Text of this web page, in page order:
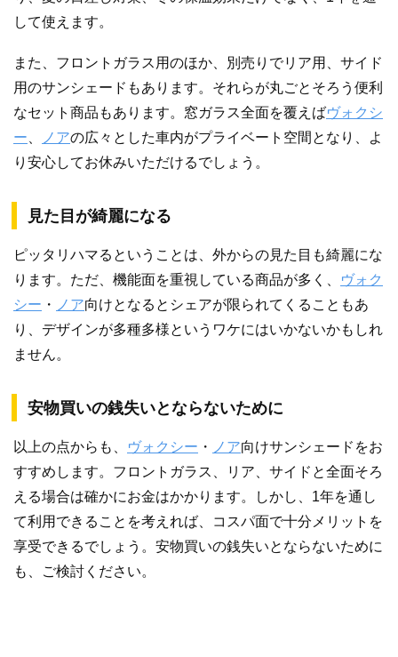
して使えます。
また、フロントガラス用のほか、別売りでリア用、サイド
用のサンシェードもあります。それらが丸ごとそろう便利
なセット商品もあります。窓ガラス全面を覆えばヴォクシ
ー
ノアの広々とした車内がプライベート空間となり、よ
り安心してお休みいただけるでしょう。
見た目が綺麗になる
ピッタリハマるということは、外からの見た目も綺麗にな
ります。ただ、機能面を重視している商品が多く、
ヴォク
シー ・ ノア向けとなるとシェアが限られてくることもあ
り、デザインが多種多様というワケにはいかないかもしれ
ません。
安物買いの銭失いとならないために
以上の点からも、 ヴォクシー ・ ノア向けサンシェードをお
すすめします。フロントガラス、リア、サイドと全面そろ
える場合は確かにお金はかかります。しかし、1年を通し
て利用できることを考えれば、コスパ面で十分メリットを
享受できるでしょう。安物買いの銭失いとならないために
も、ご検討ください。